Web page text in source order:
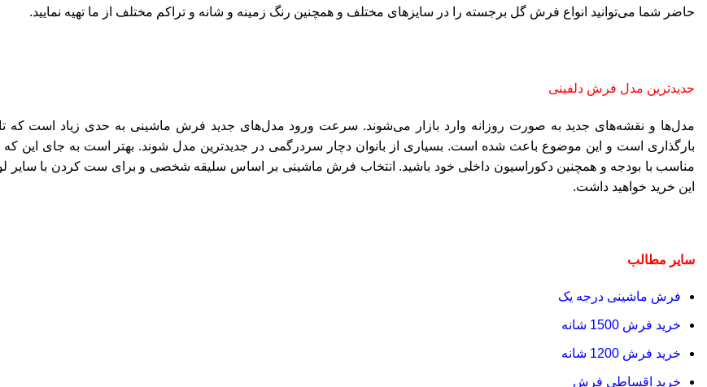
حاضر شما می‌توانید انواع فرش گل برجسته را در سایزهای مختلف و همچنین رنگ زمینه و شانه و تراکم مختلف از ما تهیه نمایید.
جدیدترین مدل فرش دلفینی
مدل‌ها و نقشه‌های جدید به صورت روزانه وارد بازار می‌شوند. سرعت ورود مدل‌های جدید فرش ماشینی به حدی زیاد است
بارگذاری است و این موضوع باعث شده است. بسیاری از بانوان دچار سردرگمی در جدیدترین مدل شوند. بهتر است به جای این
مناسب با بودجه و همچنین دکوراسیون داخلی خود باشید. انتخاب فرش ماشینی بر اساس سلیقه شخصی و برای ست کردن با سایر
این خرید خواهید داشت.
سایر مطالب
فرش ماشینی درجه یک
خرید فرش 1500 شانه
خرید فرش 1200 شانه
خرید اقساطی فرش